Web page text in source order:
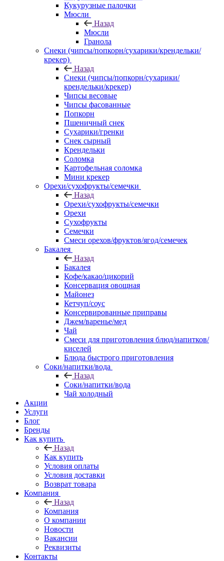
Кукурузные палочки
Мюсли
Назад
Мюсли
Гранола
Снеки (чипсы/попкорн/сухарики/крендельки/
крекер)
Назад
Снеки (чипсы/попкорн/сухарики/
крендельки/крекер)
Чипсы весовые
Чипсы фасованные
Попкорн
Пшеничный снек
Сухарики/гренки
Снек сырный
Крендельки
Соломка
Картофельная соломка
Мини крекер
Орехи/сухофрукты/семечки
Назад
Орехи/сухофрукты/семечки
Орехи
Сухофрукты
Семечки
Смеси орехов/фруктов/ягод/семечек
Бакалея
Назад
Бакалея
Кофе/какао/цикорий
Консервация овощная
Майонез
Кетчуп/соус
Консервированные приправы
Джем/варенье/мед
Чай
Смеси для приготовления блюд/напитков/
киселей
Блюда быстрого приготовления
Соки/напитки/вода
Назад
Соки/напитки/вода
Чай холодный
Акции
Услуги
Блог
Бренды
Как купить
Назад
Как купить
Условия оплаты
Условия доставки
Возврат товара
Компания
Назад
Компания
О компании
Новости
Вакансии
Реквизиты
Контакты